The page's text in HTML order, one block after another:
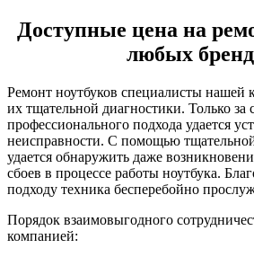
Доступные цена на
любых
Ремонт ноутбуков специалисты нашей
их тщательной диагностики. Только за
профессионального подхода удается
неисправности. С помощью
удается обнаружить даже
сбоев в процессе работы ноутбука.
подходу техника бесперебойно
Порядок взаимовыгодного
компанией: